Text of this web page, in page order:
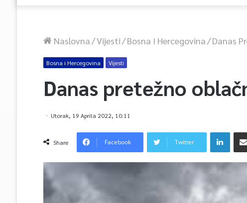
Naslovna/Vijesti/Bosna I Hercegovina/Danas
Bosna i Hercegovina Vijesti
Danas pretežno
Utorak, 19 Aprila 2022, 10:11
Share Facebook Twitter